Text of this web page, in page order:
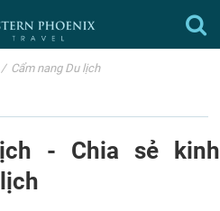
/ Cẩm nang Du lịch
- Chia sẻ kinh